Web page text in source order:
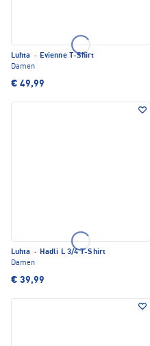
Luhta · Evienne T-Shirt
Damen
€ 49,99
Luhta · Hadli L 3/4 T-Shirt
Damen
€ 39,99